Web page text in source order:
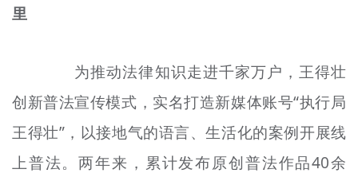
里
为推动法律知识走进千家万户，王得壮
创新普法宣传模式，实名打造新媒体账号“执行局
王得壮”，以接地气的语言、生活化的案例开展线
上普法。两年来，累计发布原创普法作品40余